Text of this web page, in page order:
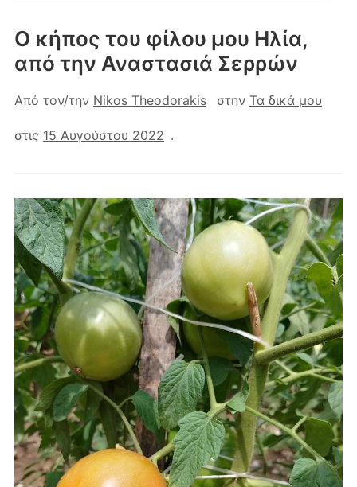
Ο κήπος του φίλου μου Ηλία,
από την Αναστασιά Σερρών
Από τον/την Nikos Theodorakis στην Τα δικά μου
στις 15 Αυγούστου 2022 .